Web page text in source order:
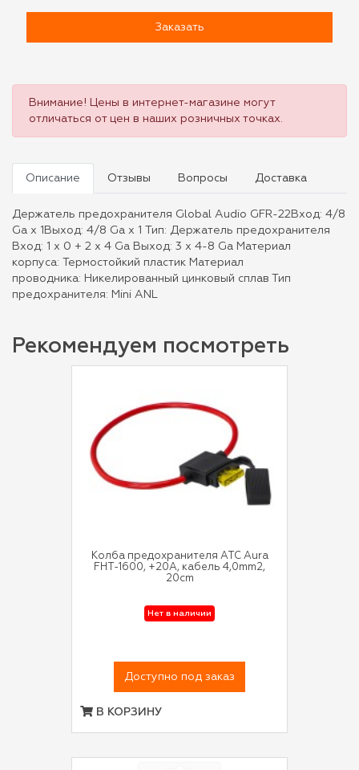
Заказать
Внимание! Цены в интернет-магазине могут
отличаться от цен в наших розничных точках.
Описание Отзывы Вопросы Доставка
Держатель предохранителя Global Audio GFR-22Вход: 4/8
Ga x 1Выход: 4/8 Ga x 1 Тип: Держатель предохранителя
Вход: 1 x 0 + 2 х 4 Ga Выход: 3 x 4-8 Ga Материал
корпуса: Термостойкий пластик Материал
проводника: Никелированный цинковый сплав Тип
предохранителя: Mini ANL
Рекомендуем посмотреть
Колба предохранителя ATC Aura
FHT-1600, +20A, кабель 4,0mm2,
20cm
Нет в наличии
Доступно под заказ
В КОРЗИНУ